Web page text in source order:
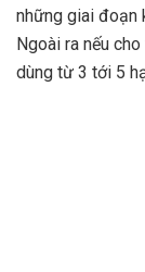
những giai đoạn
Ngoài ra nếu
dùng từ 3 tới 5